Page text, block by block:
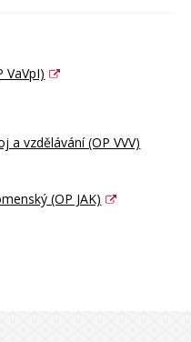
VaVpI)
a vzdělávání (OP VVV)
(OP JAK)